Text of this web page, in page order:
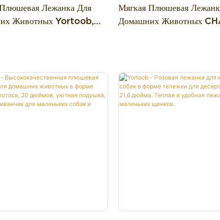
Лежанка Для
Животных Yortoob,
Мягкая Плюшевая
Домашних Животных